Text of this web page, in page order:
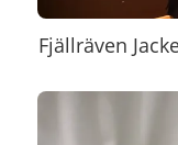
Fjällräven